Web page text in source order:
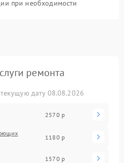
при необходимости
ремонта
дату 08.08.2026
2570 р
1180 р
1570 р